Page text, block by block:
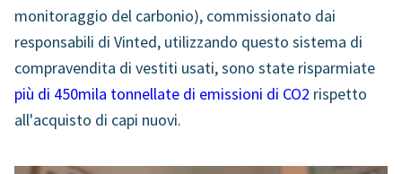
monitoraggio del carbonio), commissionato dai
responsabili di Vinted, utilizzando questo sistema di
compravendita di vestiti usati, sono state risparmiate
più di 450mila tonnellate di emissioni di CO2 rispetto
all'acquisto di capi nuovi.